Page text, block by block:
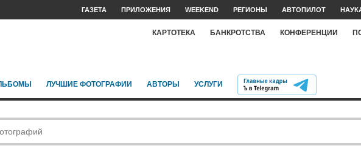
ГАЗЕТА ПРИЛОЖЕНИЯ WEEKEND РЕГИОНЫ АВТОПИЛОТ
КАРТОТЕКА БАНКРОТСТВА КОНФЕРЕНЦИИ
ЛУЧШИЕ ФОТОГРАФИИ АВТОРЫ УСЛУГИ